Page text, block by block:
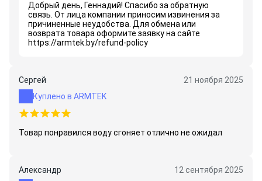
Добрый день, Геннадий! Спасибо за обратную
связь. От лица компании приносим извинения за
причиненные неудобства. Для обмена или
возврата товара оформите заявку на сайте
https://armtek.by/refund-policy
Сергей
21 ноября 2025
Куплено в ARMTEK
Товар понравился воду сгоняет отлично не ожидал
Александр
12 сентября 2025